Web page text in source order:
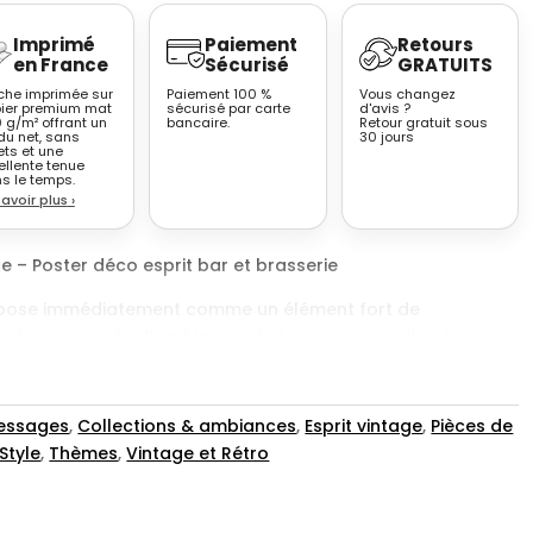
Imprimé
en France
imprimée sur
premium mat
g/m² offrant un
net, sans
et une
tenue
le temps.
plus ›
Paiement
Sécurisé
Paiement 100 %
sécurisé par carte
bancaire.
Retours
GRATUITS
Vous changez
d'avis ?
Retour gratuit sous
30 jours
– Poster déco esprit bar et brasserie
Le visuel regroupe plusieurs compositions
de la bière, mêlant typographies expressives,
emblématiques. L’ensemble crée une atmosphère
chaque détail participe à une identité visuelle marquée.
, Collections & ambiances, Esprit vintage, Pièces de
Style, Thèmes,Vintage et Rétro